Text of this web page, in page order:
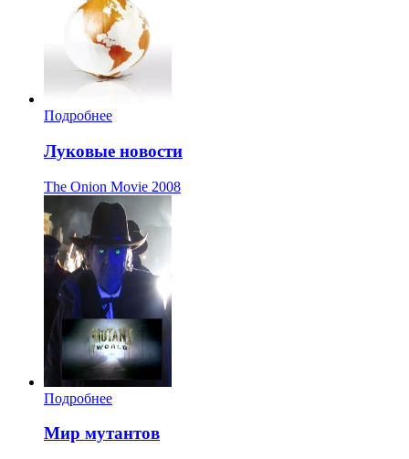
Подробнее
Луковые новости
The Onion Movie 2008
Подробнее
Мир мутантов